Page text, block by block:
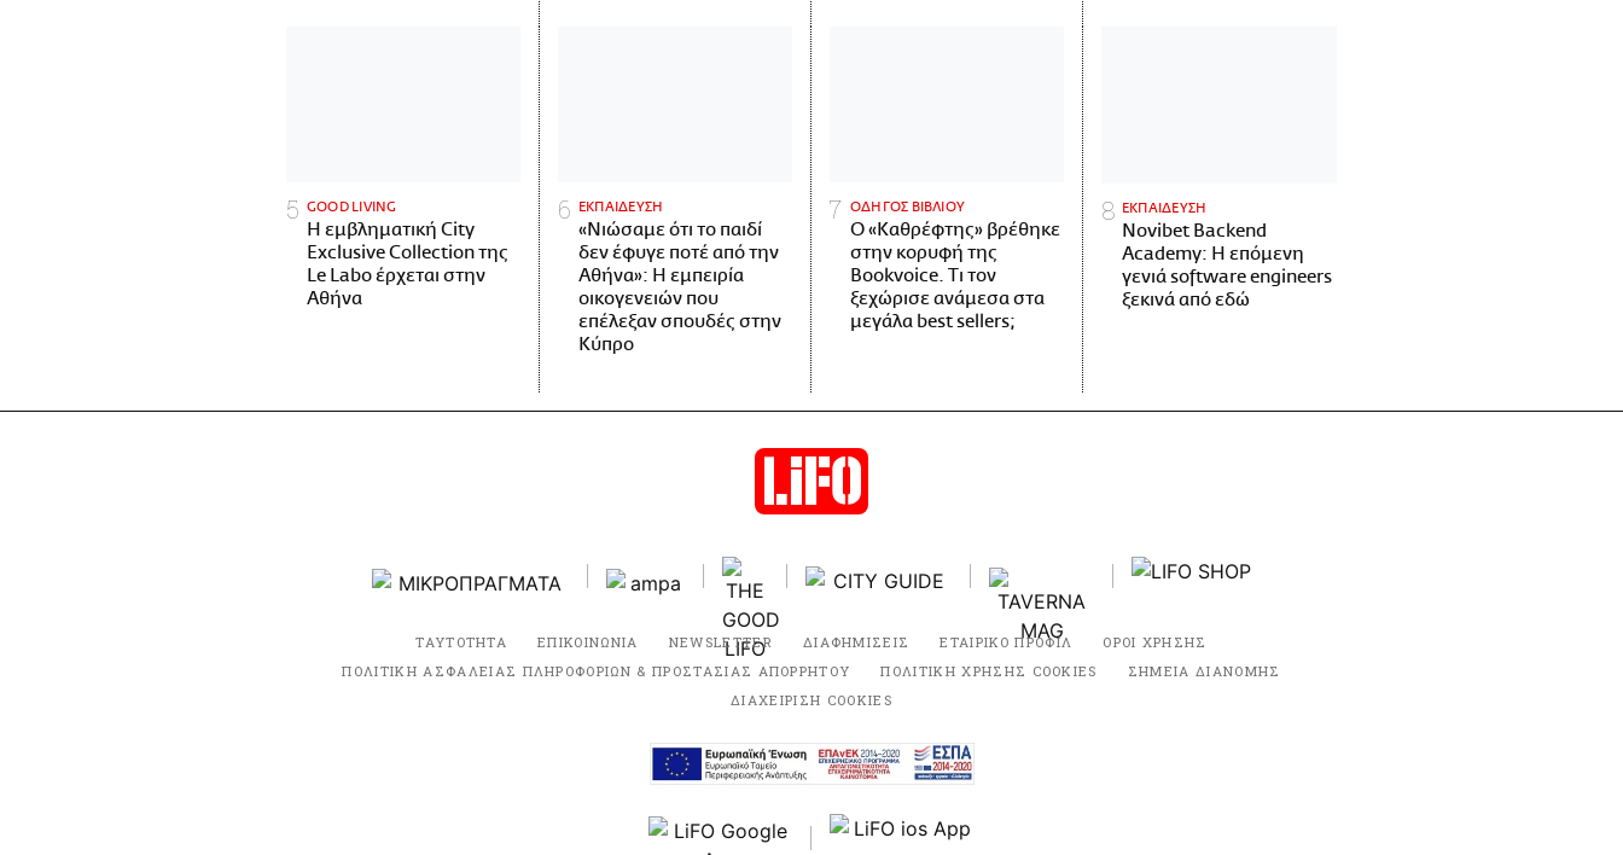
GOOD LIVING
Η εμβληματική City
Exclusive Collection της
Le Labo έρχεται στην
Αθήνα
ΕΚΠΑΙΔΕΥΣΗ
«Νιώσαμε ότι το παιδί
δεν έφυγε ποτέ από την
Αθήνα»: Η εμπειρία
οικογενειών που
επέλεξαν σπουδές στην
Κύπρο
ΟΔΗΓΟΣ ΒΙΒΛΙΟΥ
Ο «Καθρέφτης» βρέθηκε
στην κορυφή της
Bookvoice. Τι τον
ξεχώρισε ανάμεσα στα
μεγάλα best sellers;
ΕΚΠΑΙΔΕΥΣΗ
Novibet Backend
Academy: Η επόμενη
γενιά software engineers
ξεκινά από εδώ
ΤΑΥΤΟΤΗΤΑ ΕΠΙΚΟΙΝΩΝΙΑ NEWSLETTER ΔΙΑΦΗΜΙΣΕΙΣ ΕΤΑΙΡΙΚΟ ΠΡΟΦΙΛ
ΟΡΟΙ ΧΡΗΣΗΣ
ΠΟΛΙΤΙΚΗ ΑΣΦΑΛΕΙΑΣ ΠΛΗΡΟΦΟΡΙΩΝ & ΠΡΟΣΤΑΣΙΑΣ ΑΠΟΡΡΗΤΟΥ
ΠΟΛΙΤΙΚΗ ΧΡΗΣΗΣ COOKIES
ΣΗΜΕΙΑ ΔΙΑΝΟΜΗΣ
ΔΙΑΧΕΙΡΙΣΗ COOKIES